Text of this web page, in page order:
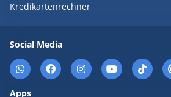
Kredikartenrechner
Social Media
Apps